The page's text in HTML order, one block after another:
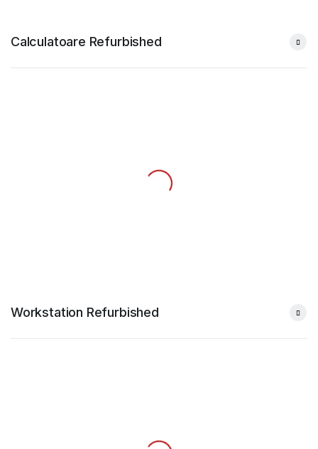
Calculatoare Refurbished
Workstation Refurbished